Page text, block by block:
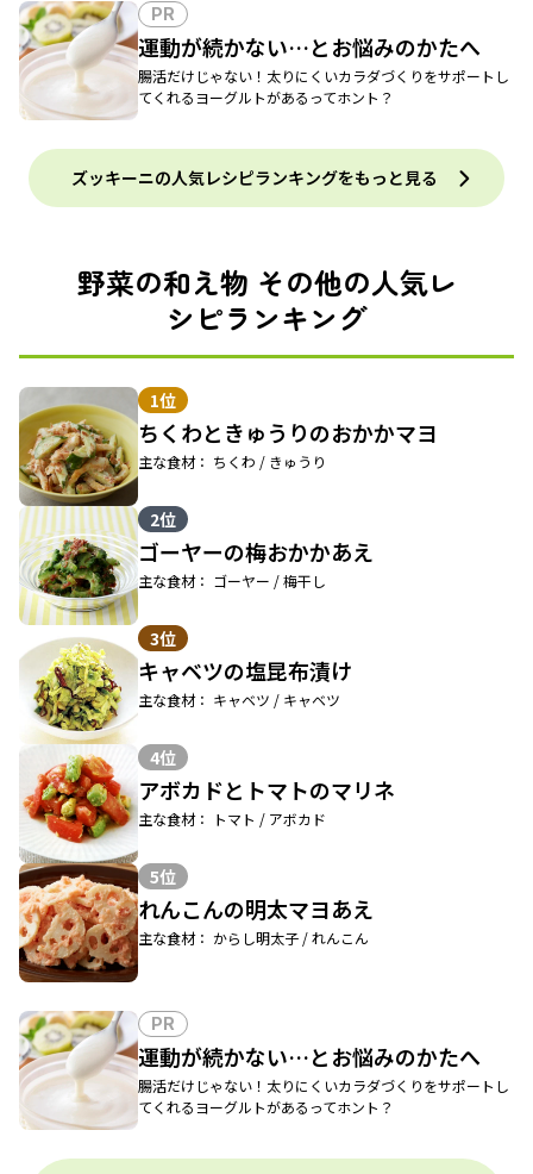
PR
運動が続かない…とお悩みのかたへ
腸活だけじゃない！太りにくいカラダづくりをサポートし
てくれるヨーグルトがあるってホント？
ズッキーニの人気レシピランキングをもっと見る
野菜の和え物 その他の人気レ
シピランキング
1位
ちくわときゅうりのおかかマヨ
主な食材： ちくわ / きゅうり
2位
ゴーヤーの梅おかかあえ
主な食材： ゴーヤー / 梅干し
3位
キャベツの塩昆布漬け
主な食材： キャベツ / キャベツ
4位
アボカドとトマトのマリネ
主な食材： トマト / アボカド
5位
れんこんの明太マヨあえ
主な食材： からし明太子 / れんこん
PR
運動が続かない…とお悩みのかたへ
腸活だけじゃない！太りにくいカラダづくりをサポートし
てくれるヨーグルトがあるってホント？